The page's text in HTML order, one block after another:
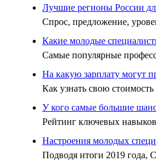
Лучшие регионы России
Спрос, предложение,
Какие молодые
Самые популярные
На какую зарплату могут
Как узнать свою
У кого самые большие
Рейтинг ключевых
Настроения молодых
Подводя итоги 2019 года,